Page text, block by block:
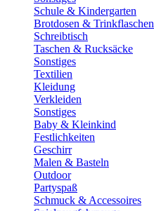
Schule & Kindergarten
Brotdosen & Trinkflaschen
Schreibtisch
Taschen & Rucksäcke
Sonstiges
Textilien
Kleidung
Verkleiden
Sonstiges
Baby & Kleinkind
Festlichkeiten
Geschirr
Malen & Basteln
Outdoor
Partyspaß
Schmuck & Accessoires